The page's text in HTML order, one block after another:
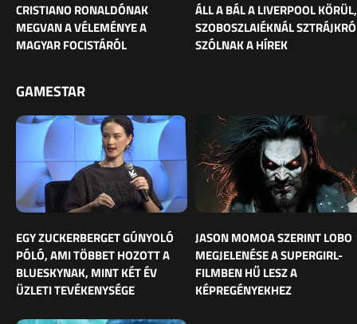
CRISTIANO RONALDÓNAK
MEGVAN A VÉLEMÉNYE A
MAGYAR FOCISTÁRÓL
ÁLL A BÁL A LIVERPOOL KÖRÜL,
SZOBOSZLAIÉKNÁL
SZÓLNAK A HÍREK
GAMESTAR
EGY ZUCKERBERGET GÚNYOLÓ
PÓLÓ, AMI TÖBBET HOZOTT A
BLUESKYNAK, MINT KÉT ÉV
ÜZLETI TEVÉKENYSÉGE
JASON MOMOA SZERINT LOBO
MEGJELENÉSE A SUPERGIRL-
FILMBEN HŰ LESZ A
KÉPREGÉNYEKHEZ